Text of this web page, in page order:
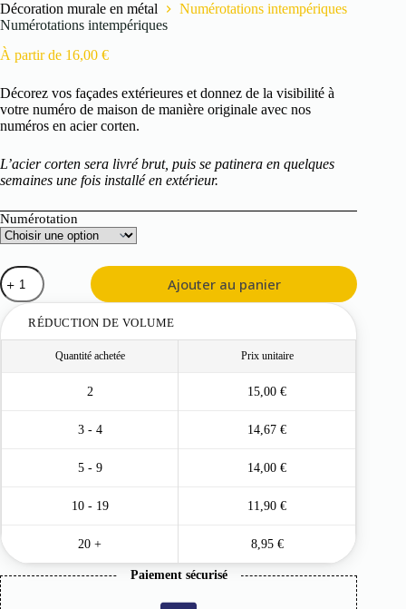
Décoration murale en métal
Numérotations intempériques
Numérotations intempériques
À partir de 16,00 €
Décorez vos façades extérieures et donnez de la visibilité à
votre numéro de maison de manière originale avec nos
numéros en acier corten.
L’acier corten sera livré brut, puis se patinera en quelques
semaines une fois installé en extérieur.
Numérotation
quantité
de
Numérotations
intempériques
Ajouter au panier
RÉDUCTION DE VOLUME
Quantité achetée Prix unitaire
2 15,00 €
3 - 4 14,67 €
5 - 9 14,00 €
10 - 19 11,90 €
20 + 8,95 €
Paiement sécurisé